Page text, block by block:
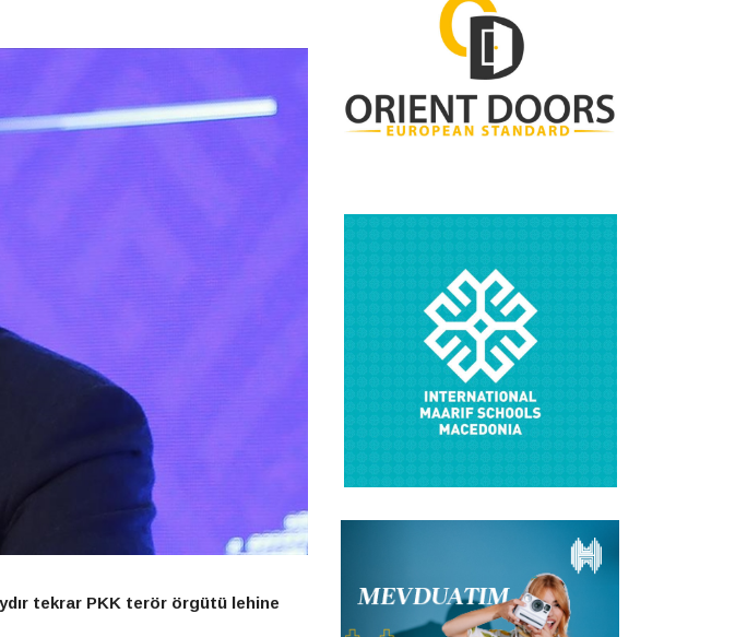
tekrar PKK terör örgütü lehine